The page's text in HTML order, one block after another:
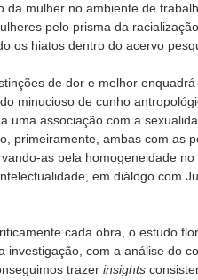
da mulher no ambiente de
pelo prisma da
os hiatos dentro do acervo
de dor e melhor
minucioso de cunho
uma associação com a
primeiramente, ambas com as
as pela homogeneidade
em diálogo com
cada obra, o estudo
investigação, com a análise do
trazer insights